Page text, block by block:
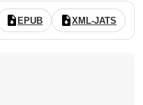
de publicaciones en Revista
EPUB XML-JATS